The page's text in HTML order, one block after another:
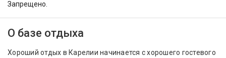
Запрещено.
О базе отдыха
Хороший отдых в Карелии начинается с хорошего гостевого